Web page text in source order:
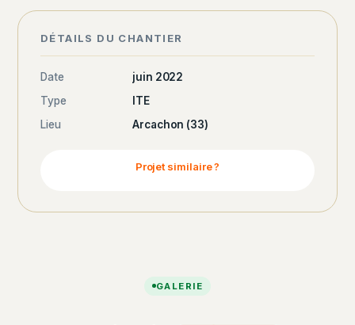
DÉTAILS DU CHANTIER
Date
juin 2022
Type
ITE
Lieu
Arcachon (33)
Projet similaire ?
GALERIE